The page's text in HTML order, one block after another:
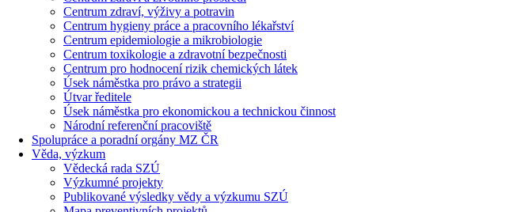
Centrum zdraví, výživy a potravin
Centrum hygieny práce a pracovního lékařství
Centrum epidemiologie a mikrobiologie
Centrum toxikologie a zdravotní bezpečnosti
Centrum pro hodnocení rizik chemických látek
Úsek náměstka pro právo a strategii
Útvar ředitele
Úsek náměstka pro ekonomickou a technickou činnost
Národní referenční pracoviště
Spolupráce a poradní orgány MZ ČR
Věda, výzkum
Vědecká rada SZÚ
Výzkumné projekty
Publikované výsledky vědy a výzkumu SZÚ